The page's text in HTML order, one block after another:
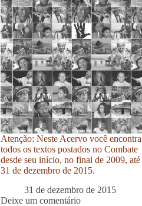
Atenção: Neste Acervo você encontra
todos os textos postados no Combate
desde seu início, no final de 2009, até
31 de dezembro de 2015.
31 de dezembro de 2015
Deixe um comentário